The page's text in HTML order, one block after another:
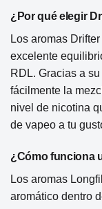
¿Por qué elegir
Los aromas
excelente
RDL. Gracias a
fácilmente la
nivel de nicotina
de vapeo a tu
¿Cómo funciona
Los aromas
aromático dentro